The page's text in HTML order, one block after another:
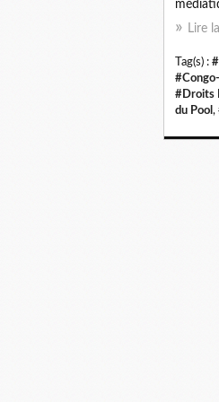
Lire
Tag(s) :
#Droits
du Pool ,